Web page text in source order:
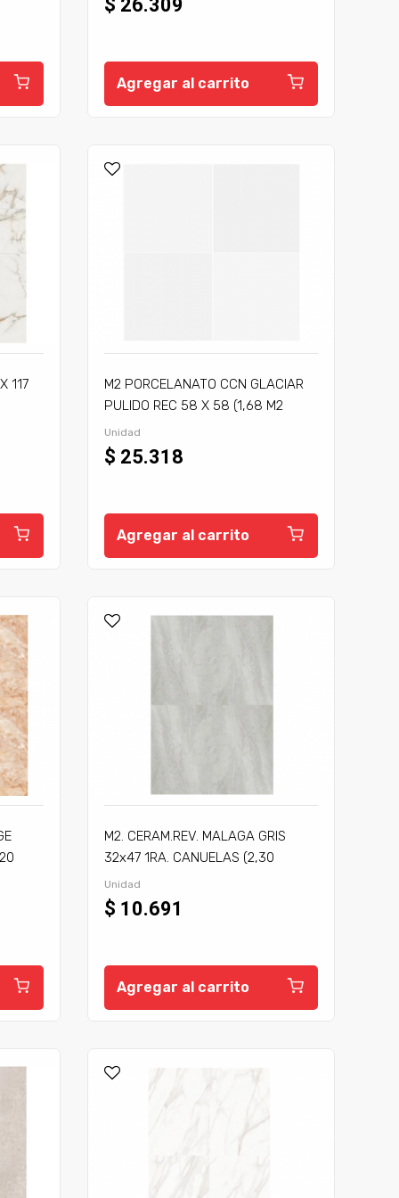
$ 26.309
Agregar al carrito
117
M2 PORCELANATO CCN GLACIAR
PULIDO REC 58 X 58 (1,68 M2
CAJA) (50,4 M2 PALLET)
Unidad
$ 25.318
Agregar al carrito
M2. CERAM.REV. MALAGA GRIS
32x47 1RA. CANUELAS (2,30
P:110,4)
Unidad
$ 10.691
Agregar al carrito